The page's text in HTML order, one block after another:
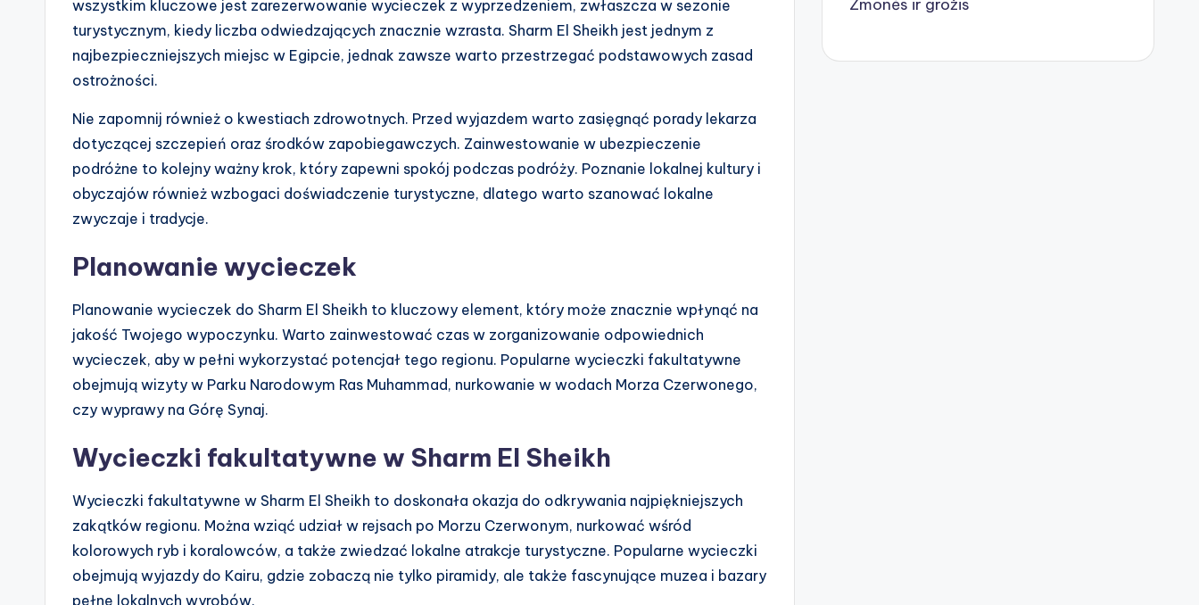
wszystkim kluczowe jest zarezerwowanie wycieczek z wyprzedzeniem, zwłaszcza w sezonie
turystycznym, kiedy liczba odwiedzających znacznie wzrasta. Sharm El Sheikh jest jednym z
najbezpieczniejszych miejsc w Egipcie, jednak zawsze warto przestrzegać podstawowych zasad
ostrożności.
Nie zapomnij również o kwestiach zdrowotnych. Przed wyjazdem warto zasięgnąć porady lekarza
dotyczącej szczepień oraz środków zapobiegawczych. Zainwestowanie w ubezpieczenie
podróżne to kolejny ważny krok, który zapewni spokój podczas podróży. Poznanie lokalnej kultury i
obyczajów również wzbogaci doświadczenie turystyczne, dlatego warto szanować lokalne
zwyczaje i tradycje.
Planowanie wycieczek
Planowanie wycieczek do Sharm El Sheikh to kluczowy element, który może znacznie wpłynąć na
jakość Twojego wypoczynku. Warto zainwestować czas w zorganizowanie odpowiednich
wycieczek, aby w pełni wykorzystać potencjał tego regionu. Popularne wycieczki fakultatywne
obejmują wizyty w Parku Narodowym Ras Muhammad, nurkowanie w wodach Morza Czerwonego,
czy wyprawy na Górę Synaj.
Wycieczki fakultatywne w Sharm El Sheikh
Wycieczki fakultatywne w Sharm El Sheikh to doskonała okazja do odkrywania najpiękniejszych
zakątków regionu. Można wziąć udział w rejsach po Morzu Czerwonym, nurkować wśród
kolorowych ryb i koralowców, a także zwiedzać lokalne atrakcje turystyczne. Popularne wycieczki
obejmują wyjazdy do Kairu, gdzie zobaczą nie tylko piramidy, ale także fascynujące muzea i bazary
pełne lokalnych wyrobów.
Žmonės ir grožis